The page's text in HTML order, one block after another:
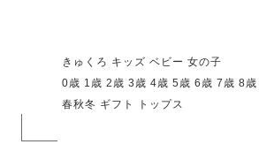
きゅくろ キッズ ベビー 女の子
0歳 1歳 2歳 3歳 4歳 5歳 6歳 7歳 8歳
春秋冬 ギフト トップス